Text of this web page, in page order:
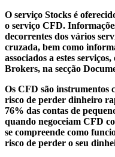
O serviço Stocks é
o serviço CFD.
decorrentes dos vários
cruzada, bem como
associados a estes
Brokers, na secção
Os CFD são instrumentos
risco de perder dinheiro
76% das contas de
quando negoceiam CFD
se compreende como
risco de perder o seu